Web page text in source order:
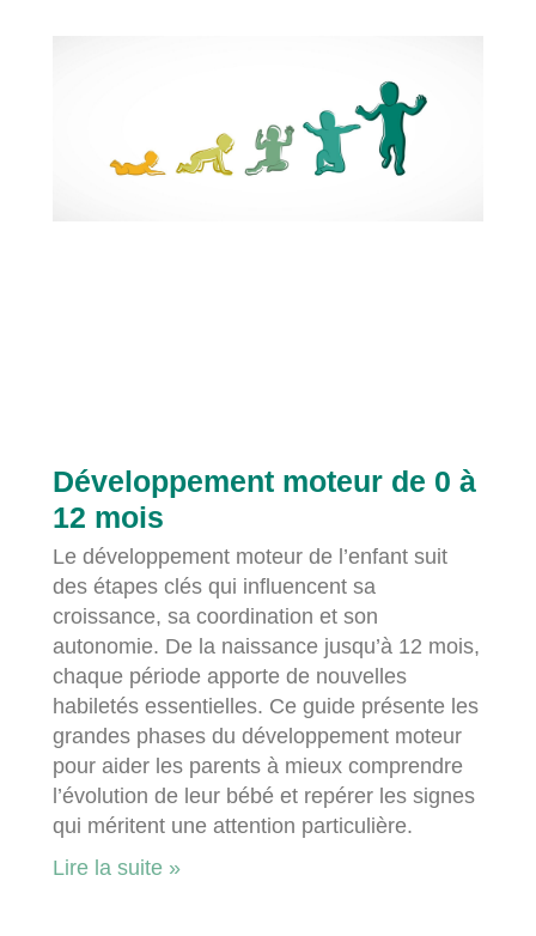
Développement moteur de 0 à
12 mois
Le développement moteur de l’enfant suit
des étapes clés qui influencent sa
croissance, sa coordination et son
autonomie. De la naissance jusqu’à 12 mois,
chaque période apporte de nouvelles
habiletés essentielles. Ce guide présente les
grandes phases du développement moteur
pour aider les parents à mieux comprendre
l’évolution de leur bébé et repérer les signes
qui méritent une attention particulière.
Lire la suite »